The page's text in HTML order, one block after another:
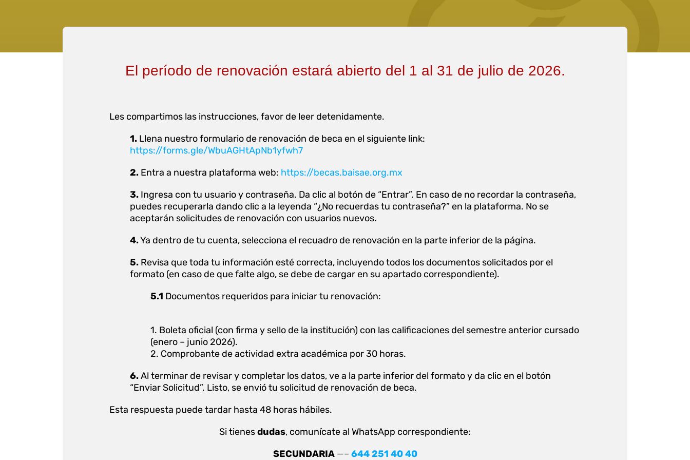
El período de renovación estará abierto del 1 al 31 de julio de 2026.
Les compartimos las instrucciones, favor de leer detenidamente.
1. Llena nuestro formulario de renovación de beca en el siguiente link:
https://forms.gle/WbuAGHtApNb1yfwh7
2. Entra a nuestra plataforma web: https://becas.baisae.org.mx
3. Ingresa con tu usuario y contraseña. Da clic al botón de “Entrar”. En caso de no recordar la contraseña,
puedes recuperarla dando clic a la leyenda “¿No recuerdas tu contraseña?” en la plataforma. No se
aceptarán solicitudes de renovación con usuarios nuevos.
4.Ya dentro de tu cuenta, selecciona el recuadro de renovación en la parte inferior de la página.
5. Revisa que toda tu información esté correcta, incluyendo todos los documentos solicitados por el
formato (en caso de que falte algo, se debe de cargar en su apartado correspondiente).
5.1 Documentos requeridos para iniciar tu renovación:
1. Boleta oficial (con firma y sello de la institución) con las calificaciones del semestre anterior cursado
(enero – junio 2026).
2. Comprobante de actividad extra académica por 30 horas.
6.Al terminar de revisar y completar los datos, ve a la parte inferior del formato y da clic en el botón
“Enviar Solicitud”. Listo, se envió tu solicitud de renovación de beca.
Esta respuesta puede tardar hasta 48 horas hábiles.
Si tienesdudas, comunícate al WhatsApp correspondiente:
SECUNDARIA—– 644 251 40 40